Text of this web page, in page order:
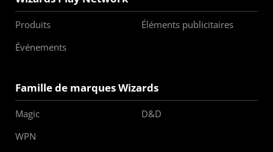
Produits
Éléments publicitaires
Événements
Famille de marques Wizards
Magic
D&D
WPN